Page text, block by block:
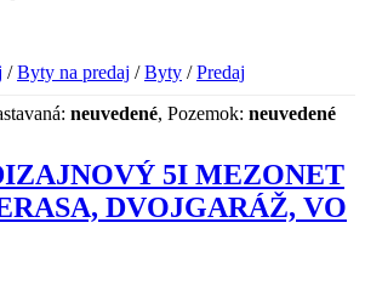
/Byty na predaj /Byty /Predaj
neuvedené, Pozemok: neuvedené
5I MEZONET
DVOJGARÁŽ, VO